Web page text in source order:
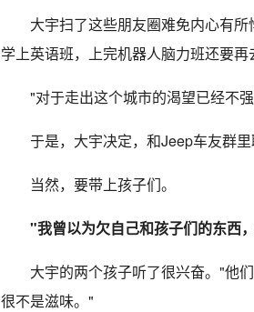
大宇扫了这些朋友圈难免内心有
学上英语班，上完机器人脑力班还要再
"对于走出这个城市的渴望已经不
于是，大宇决定，和Jeep车友群
当然，要带上孩子们。
"我曾以为欠自己和孩子们的东西
大宇的两个孩子听了很兴奋。"他
很不是滋味。"